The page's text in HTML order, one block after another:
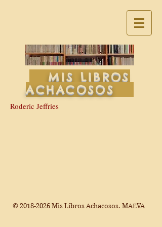
MIS LIBROS
ACHACOSOS
Roderic Jeffries
© 2018-2026 Mis Libros Achacosos. MAEVA